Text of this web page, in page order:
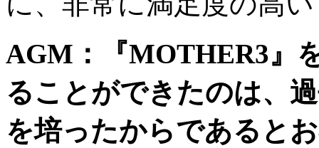
AGM ：『MOTHER3』
ることができたのは、
を培ったからであると